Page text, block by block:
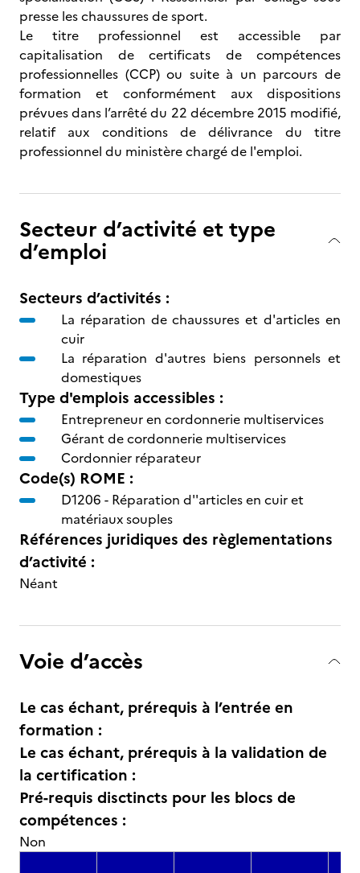
presse les chaussures de sport.
Le titre professionnel est accessible par
capitalisation de certificats de compétences
professionnelles (CCP) ou suite à un parcours de
formation et conformément aux dispositions
prévues dans l’arrêté du 22 décembre 2015 modifié,
relatif aux conditions de délivrance du titre
professionnel du ministère chargé de l'emploi.
Secteur d’activité et type
d’emploi
Secteurs d’activités :
La réparation de chaussures et d'articles en
cuir
La réparation d'autres biens personnels et
domestiques
Type d'emplois accessibles :
Entrepreneur en cordonnerie multiservices
Gérant de cordonnerie multiservices
Cordonnier réparateur
Code(s) ROME :
D1206 - Réparation d''articles en cuir et
matériaux souples
Références juridiques des règlementations
d’activité :
Néant
Voie d’accès
Le cas échant, prérequis à l’entrée en
formation :
Le cas échant, prérequis à la validation de
la certification :
Pré-requis disctincts pour les blocs de
compétences :
Non